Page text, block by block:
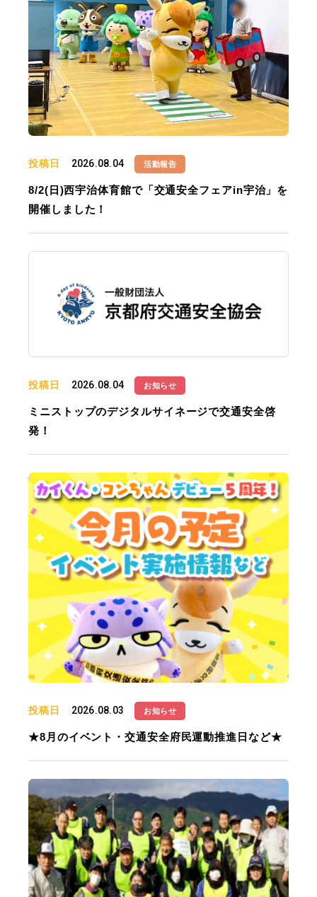
投稿日 2026.08.04 活動報告
8/2(日)西宇治体育館で「交通安全フェアin宇治」を
開催しました！
投稿日 2026.08.04 お知らせ
ミニストップのデジタルサイネージで交通安全啓
発！
投稿日 2026.08.03 お知らせ
★8月のイベント・交通安全府民運動推進日など★